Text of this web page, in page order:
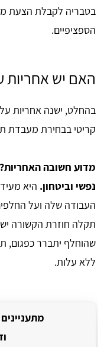
בטבריה לקבלת הצעת
הספציפיים.
האם יש אחריות
בהחלט, ישנה אחריות על
קריטי בבחירת מעבדת
מדוע חשובה
נפשי וביטחון. היא
העבודה שלה ועל
תקלה חוזרת הקשורה
שהוחלף יתברר כפגום,
ללא עלות.